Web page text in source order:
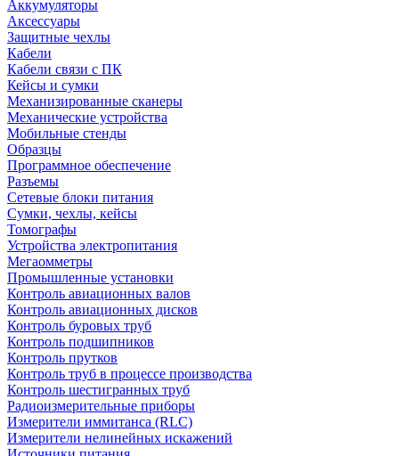
Аккумуляторы
Аксессуары
Защитные чехлы
Кабели
Кабели связи с ПК
Кейсы и сумки
Механизированные сканеры
Механические устройства
Мобильные стенды
Образцы
Программное обеспечение
Разъемы
Сетевые блоки питания
Сумки, чехлы, кейсы
Томографы
Устройства электропитания
Мегаомметры
Промышленные установки
Контроль авиационных валов
Контроль авиационных дисков
Контроль буровых труб
Контроль подшипников
Контроль прутков
Контроль труб в процессе производства
Контроль шестигранных труб
Радиоизмерительные приборы
Измерители иммитанса (RLC)
Измерители нелинейных искажений